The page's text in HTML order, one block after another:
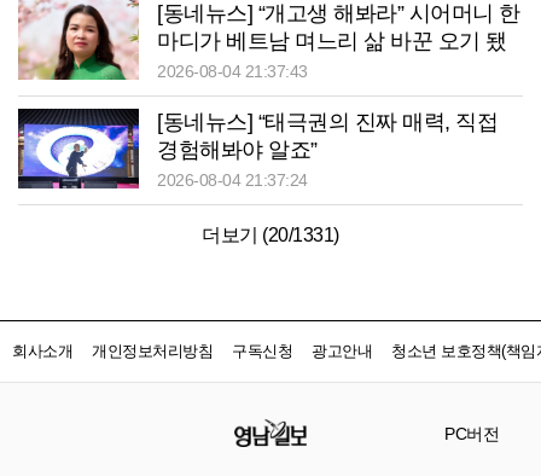
[동네뉴스] “개고생 해봐라” 시어머니 한
마디가 베트남 며느리 삶 바꾼 오기 됐
다
2026-08-04 21:37:43
[동네뉴스] “태극권의 진짜 매력, 직접
경험해봐야 알죠”
2026-08-04 21:37:24
더보기 (20/1331)
회사소개 개인정보처리방침 구독신청 광고안내 청소년 보호정책(책임
PC버전